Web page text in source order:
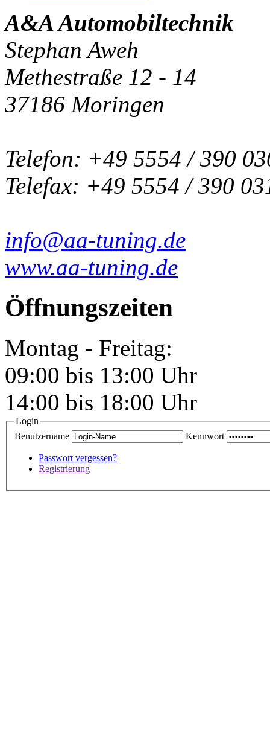
A&A Automobiltechnik
Stephan Aweh
Methestraße 12 - 14
37186 Moringen
Telefon: +49 5554 / 390
Telefax: +49 5554 / 390
info@aa-tuning.de
www.aa-tuning.de
Öffnungszeiten
Montag - Freitag:
09:00 bis 13:00 Uhr
14:00 bis 18:00 Uhr
Login
Benutzername
Kennwort
Passwort vergessen?
Registrierung